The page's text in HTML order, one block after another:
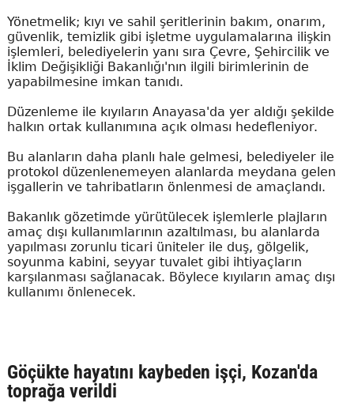
Yönetmelik; kıyı ve sahil şeritlerinin bakım, onarım,
güvenlik, temizlik gibi işletme uygulamalarına ilişkin
işlemleri, belediyelerin yanı sıra Çevre, Şehircilik ve
İklim Değişikliği Bakanlığı'nın ilgili birimlerinin de
yapabilmesine imkan tanıdı.
Düzenleme ile kıyıların Anayasa'da yer aldığı şekilde
halkın ortak kullanımına açık olması hedefleniyor.
Bu alanların daha planlı hale gelmesi, belediyeler ile
protokol düzenlenemeyen alanlarda meydana gelen
işgallerin ve tahribatların önlenmesi de amaçlandı.
Bakanlık gözetimde yürütülecek işlemlerle plajların
amaç dışı kullanımlarının azaltılması, bu alanlarda
yapılması zorunlu ticari üniteler ile duş, gölgelik,
soyunma kabini, seyyar tuvalet gibi ihtiyaçların
karşılanması sağlanacak. Böylece kıyıların amaç dışı
kullanımı önlenecek.
Göçükte hayatını kaybeden işçi, Kozan'da
toprağa verildi